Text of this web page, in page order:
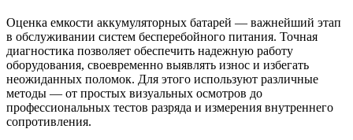
Оценка емкости аккумуляторных батарей — важнейший этап
в обслуживании систем бесперебойного питания. Точная
диагностика позволяет обеспечить надежную работу
оборудования, своевременно выявлять износ и избегать
неожиданных поломок. Для этого используют различные
методы — от простых визуальных осмотров до
профессиональных тестов разряда и измерения внутреннего
сопротивления.